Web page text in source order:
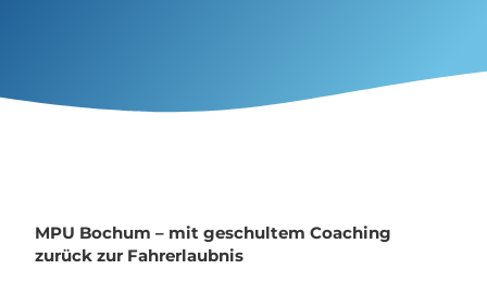
MPU Bochum – mit geschultem Coaching
zurück zur Fahrerlaubnis